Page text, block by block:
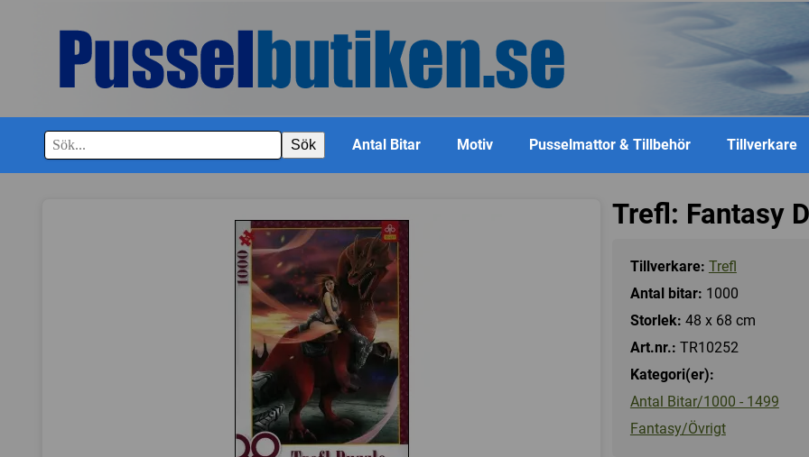
Sök Antal Bitar Motiv Pusselmattor & Tillbehör Tillverkare
Trefl: Fantasy
Tillverkare: Trefl
Antal bitar: 1000
Storlek: 48 x 68 cm
Art.nr.: TR10252
Kategori(er):
Antal Bitar/1000 - 1499
Fantasy/Övrigt